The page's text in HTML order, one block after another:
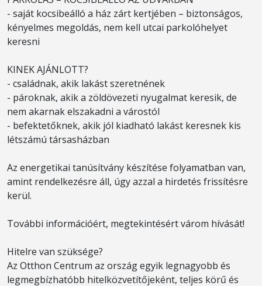
- saját kocsibeálló a ház zárt kertjében – biztonságos,
kényelmes megoldás, nem kell utcai parkolóhelyet
keresni
KINEK AJÁNLOTT?
- családnak, akik lakást szeretnének
- pároknak, akik a zöldövezeti nyugalmat keresik, de
nem akarnak elszakadni a várostól
- befektetőknek, akik jól kiadható lakást keresnek kis
létszámú társasházban
Az energetikai tanúsítvány készítése folyamatban van,
amint rendelkezésre áll, úgy azzal a hirdetés frissítésre
kerül.
További információért, megtekintésért várom hívását!
Hitelre van szüksége?
Az Otthon Centrum az ország egyik legnagyobb és
legmegbízhatóbb hitelközvetítőjeként, teljes körű és